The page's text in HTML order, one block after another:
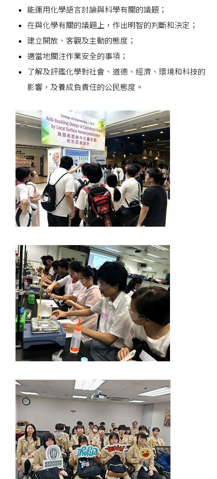
能運用化學語言討論與科學有關的議題；
在與化學有關的議題上，作出明智的判斷和決定；
建立開放、客觀及主動的態度；
適當地關注作業安全的事項；
了解及評鑑化學對社會、道德、經濟、環境和科技的
影響，及養成負責任的公民態度。